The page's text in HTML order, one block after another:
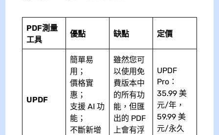
PDF測量
工具
優點 缺點 定價
UPDF
簡單易
用；
價格實
惠；
支援 AI 功
能；
不斷新增
雖然您可
以使用免
費版本中
的所有功
能，但匯
出的 PDF
上會有浮
UPDF
Pro：
35.99 美
元/年，
59.99 美
元/永久